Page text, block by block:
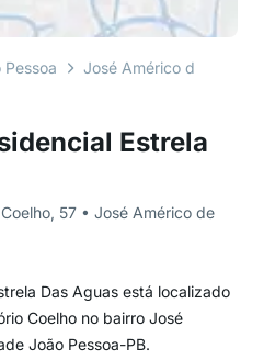
Estrela
57 • José Américo de
Das Aguas está localizado
Coelho no bairro José
João Pessoa-PB.
Pessoa José Américo de